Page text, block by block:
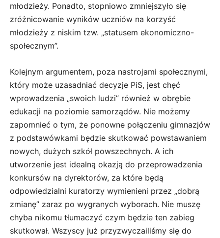
młodzieży. Ponadto, stopniowo zmniejszyło się
zróżnicowanie wyników uczniów na korzyść
młodzieży z niskim tzw. „statusem ekonomiczno-
społecznym”.
Kolejnym argumentem, poza nastrojami społecznymi,
który może uzasadniać decyzje PiS, jest chęć
wprowadzenia „swoich ludzi” również w obrębie
edukacji na poziomie samorządów. Nie możemy
zapomnieć o tym, że ponowne połączeniu gimnazjów
z podstawówkami będzie skutkować powstawaniem
nowych, dużych szkół powszechnych. A ich
utworzenie jest idealną okazją do przeprowadzenia
konkursów na dyrektorów, za które będą
odpowiedzialni kuratorzy wymienieni przez „dobrą
zmianę” zaraz po wygranych wyborach. Nie muszę
chyba nikomu tłumaczyć czym będzie ten zabieg
skutkował. Wszyscy już przyzwyczailiśmy się do